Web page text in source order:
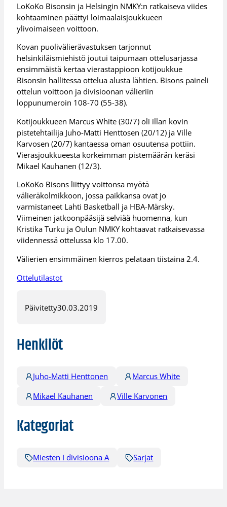
LoKoKo Bisonsin ja Helsingin NMKY:n ratkaiseva viides
kohtaaminen päättyi loimaalaisjoukkueen
ylivoimaiseen voittoon.
Kovan puolivälierävastuksen tarjonnut
helsinkiläismiehistö joutui taipumaan ottelusarjassa
ensimmäistä kertaa vierastappioon kotijoukkue
Bisonsin hallitessa ottelua alusta lähtien. Bisons paineli
ottelun voittoon ja divisioonan välieriin
loppunumeroin 108-70 (55-38).
Kotijoukkueen Marcus White (30/7) oli illan kovin
pistetehtailija Juho-Matti Henttosen (20/12) ja Ville
Karvosen (20/7) kantaessa oman osuutensa pottiin.
Vierasjoukkueesta korkeimman pistemäärän keräsi
Mikael Kauhanen (12/3).
LoKoKo Bisons liittyy voittonsa myötä
välieräkolmikkoon, jossa paikkansa ovat jo
varmistaneet Lahti Basketball ja HBA-Märsky.
Viimeinen jatkoonpääsijä selviää huomenna, kun
Kristika Turku ja Oulun NMKY kohtaavat ratkaisevassa
viidennessä ottelussa klo 17.00.
Välierien ensimmäinen kierros pelataan tiistaina 2.4.
Ottelutilastot
Päivitetty30.03.2019
Henkilöt
Juho-Matti Henttonen
Marcus White
Mikael Kauhanen
Ville Karvonen
Kategoriat
Miesten I divisioona A Sarjat